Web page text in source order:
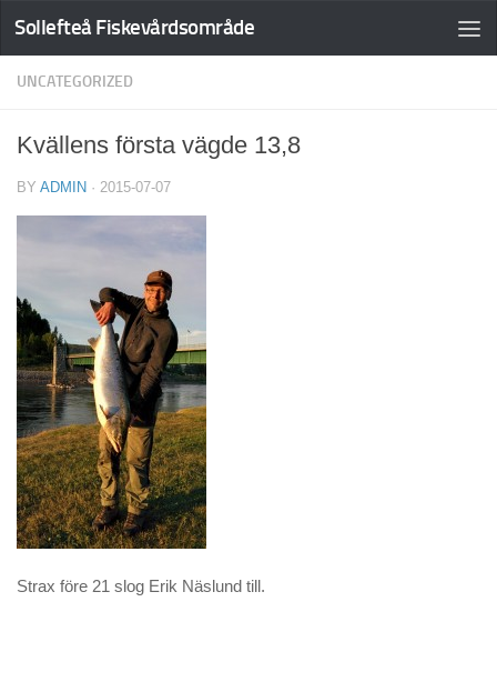
Sollefteå Fiskevårdsområde
UNCATEGORIZED
Kvällens första vägde 13,8
BY ADMIN · 2015-07-07
Strax före 21 slog Erik Näslund till.